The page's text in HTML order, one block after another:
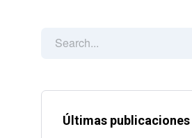
Últimas publicaciones